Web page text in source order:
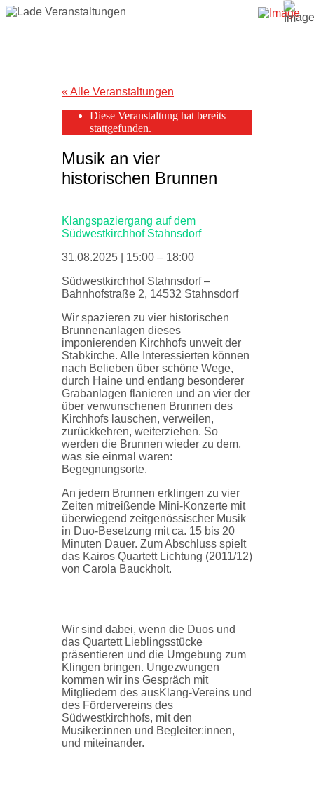
« Alle Veranstaltungen
Diese Veranstaltung hat bereits
stattgefunden.
Musik an vier
historischen Brunnen
Klangspaziergang auf dem
Südwestkirchhof Stahnsdorf
31.08.2025
15:00 – 18:00
Südwestkirchhof Stahnsdorf –
Bahnhofstraße 2, 14532 Stahnsdorf
Wir spazieren zu vier historischen
Brunnenanlagen dieses
imponierenden Kirchhofs unweit der
Stabkirche. Alle Interessierten können
nach Belieben über schöne Wege,
durch Haine und entlang besonderer
Grabanlagen flanieren und an vier der
über verwunschenen Brunnen des
Kirchhofs lauschen, verweilen,
zurückkehren, weiterziehen. So
werden die Brunnen wieder zu dem,
was sie einmal waren:
Begegnungsorte.
An jedem Brunnen erklingen zu vier
Zeiten mitreißende Mini-Konzerte mit
überwiegend zeitgenössischer Musik
in Duo-Besetzung mit ca. 15 bis 20
Minuten Dauer. Zum Abschluss spielt
das Kairos Quartett Lichtung (2011/12)
von Carola Bauckholt.
Wir sind dabei, wenn die Duos und
das Quartett Lieblingsstücke
präsentieren und die Umgebung zum
Klingen bringen. Ungezwungen
kommen wir ins Gespräch mit
Mitgliedern des ausKlang-Vereins und
des Fördervereins des
Südwestkirchhofs, mit den
Musiker:innen und Begleiter:innen,
und miteinander.